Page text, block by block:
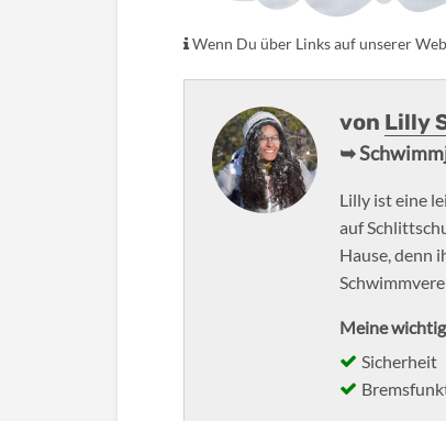
Wenn Du über Links auf unserer
von Lilly
➥
Lilly ist eine
auf
Hause, denn
Meine
Sicherheit